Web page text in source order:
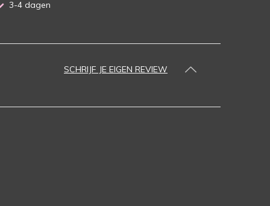
3-4 dagen
SCHRIJF JE EIGEN REVIEW